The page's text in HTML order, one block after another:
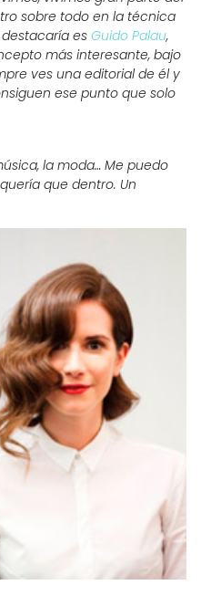
sobre todo en la técnica
es Guido Palau,
más interesante, bajo
ves una editorial de él y
ese punto que solo
la moda… Me puedo
que dentro. Un